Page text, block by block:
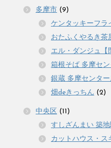
多摩市 (9)
ケンタッキーフラ
おたふくやるき茶
エル・ダンジュ【
箱根そば 多摩セ
銀蔵 多摩センター
畑deきっちん (2)
中央区 (11)
すしざんまい 築
カットハウス・ス